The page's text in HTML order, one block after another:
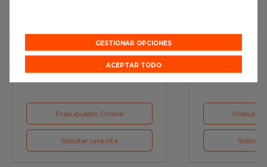
Revisión
Una verificación exhaustiva de su
vehículo según detalla el
Presupuesto Online
Solicitar una cita
Cambio
Los
GESTIONAR OPCIONES
ACEPTAR TODO